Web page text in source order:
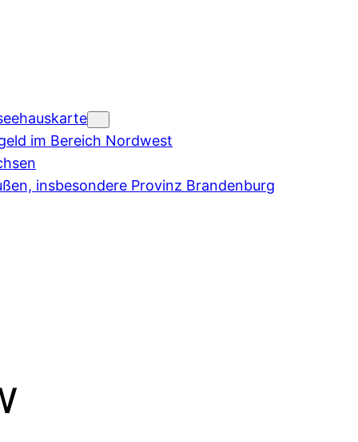
im Bereich Nordwest
insbesondere Provinz Brandenburg